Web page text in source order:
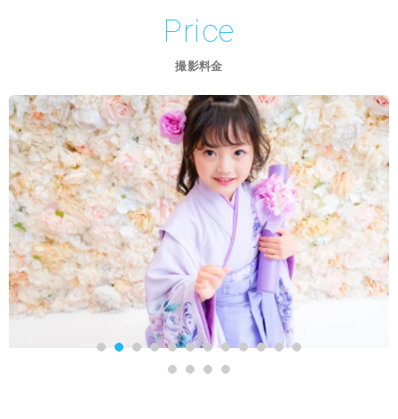
Price
撮影料金